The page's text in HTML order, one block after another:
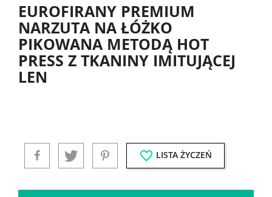
EUROFIRANY PREMIUM
NARZUTA NA ŁÓŻKO
PIKOWANA METODĄ HOT
PRESS Z TKANINY IMITUJĄCEJ
LEN
favorite_border LISTA ŻYCZEŃ